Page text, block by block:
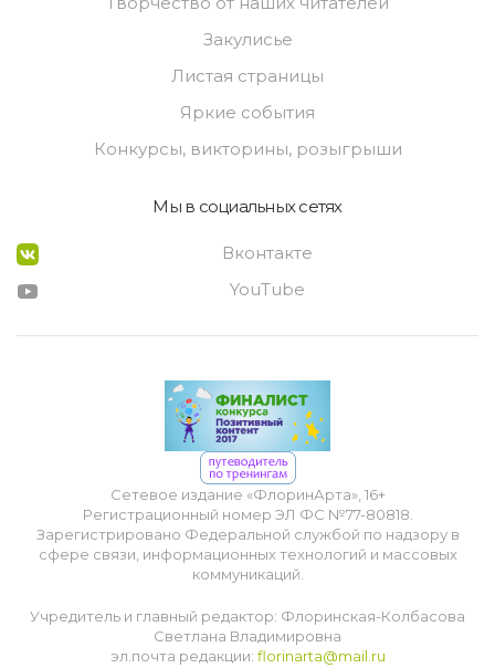
Закулисье
Листая страницы
Яркие события
Конкурсы, викторины, розыгрыши
Мы в социальных сетях
Вконтакте
YouTube
Сетевое издание «ФлоринАрта», 16+
Регистрационный номер ЭЛ ФС №77-80818.
Зарегистрировано Федеральной службой по надзору в
сфере связи, информационных технологий и массовых
коммуникаций.
Учредитель и главный редактор: Флоринская-Колбасова
Светлана Владимировна
эл.почта редакции: florinarta@mail.ru